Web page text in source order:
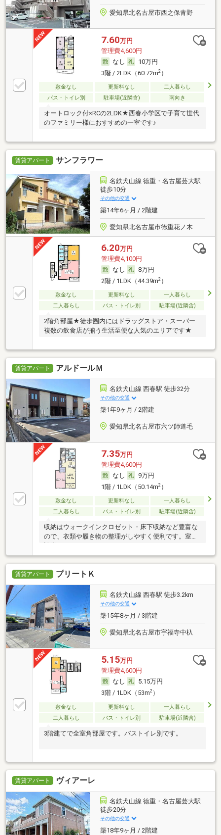
愛知県北名古屋市西之保青野
7.60万円
管理費4,600円
なし
10万円
3階 / 2LDK（60.72m2）
敷金なし 更新料なし
二人暮らし
バス・トイレ別
駐車場(近隣含) 南向き
オートロック付×RCの2LDK★西春小学区で子育て世代
のファミリー様におすすめの一室です♪
賃貸アパート サンフラワー
名鉄犬山線 徳重・名古屋芸大駅
徒歩10分
その他の交通
築14年6ヶ月 / 2階建
愛知県北名古屋市徳重花ノ木
6.20万円
管理費4,100円
なし
8万円
2階 / 1LDK（44.39m2）
敷金なし 更新料なし
一人暮らし
二人暮らし
バス・トイレ別 駐車場(近隣含)
2階角部屋★徒歩圏内にはドラッグストア・スーパー
複数の飲食店が揃う生活至便な人気のエリアです★
賃貸アパート アルドールＭ
名鉄犬山線 西春駅 徒歩32分
その他の交通
築1年9ヶ月 / 2階建
愛知県北名古屋市六ツ師道毛
7.35万円
管理費4,600円
なし
9万円
1階 / 1LDK（50.14m2）
敷金なし 更新料なし
一人暮らし
二人暮らし
バス・トイレ別 駐車場(近隣含)
収納はウォークインクロゼット・床下収納など豊富な
ので、衣類や履き物の整理がしやすく便利です。室内
賃貸アパート プリートＫ
名鉄犬山線 西春駅 徒歩3.2km
その他の交通
築15年8ヶ月 / 3階建
愛知県北名古屋市宇福寺中杁
5.15万円
管理費4,600円
なし
5.15万円
3階 / 1LDK（53m2）
敷金なし 更新料なし
一人暮らし
二人暮らし
バス・トイレ別 駐車場(近隣含)
3階建てで全室角部屋です。バストイレ別です。
賃貸アパート ヴィアーレ
名鉄犬山線 徳重・名古屋芸大駅
徒歩20分
その他の交通
築18年9ヶ月 / 2階建